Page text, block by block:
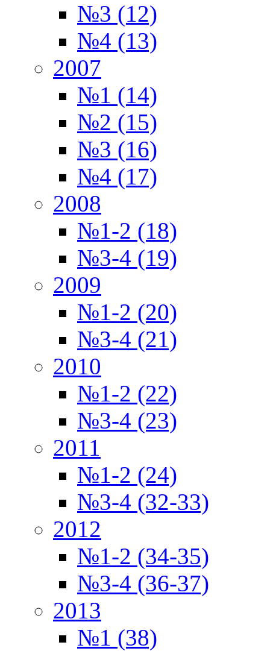
№3 (12)
№4 (13)
2007
№1 (14)
№2 (15)
№3 (16)
№4 (17)
2008
№1-2 (18)
№3-4 (19)
2009
№1-2 (20)
№3-4 (21)
2010
№1-2 (22)
№3-4 (23)
2011
№1-2 (24)
№3-4 (32-33)
2012
№1-2 (34-35)
№3-4 (36-37)
2013
№1 (38)